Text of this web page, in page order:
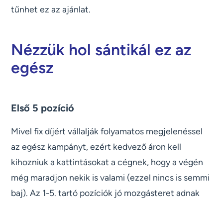
tűnhet ez az ajánlat.
Nézzük hol sántikál ez az
egész
Első 5 pozíció
Mivel fix díjért vállalják folyamatos megjelenéssel
az egész kampányt, ezért kedvező áron kell
kihozniuk a kattintásokat a cégnek, hogy a végén
még maradjon nekik is valami (ezzel nincs is semmi
baj). Az 1-5. tartó pozíciók jó mozgásteret adnak